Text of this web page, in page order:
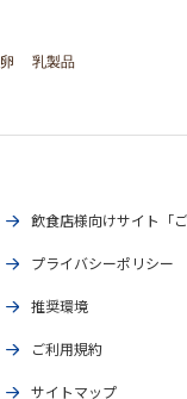
卵 乳製品
飲食店様向けサイト「
プライバシーポリシー
推奨環境
ご利用規約
サイトマップ